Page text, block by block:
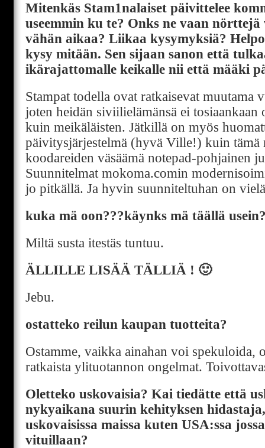
Mitenkäs Stam1nalaiset päivittelee
useemmin ku te? Onks ne vaan
vähän aikaa? Liikaa kysymyksiä?
kysy mitään. Sen sijaan sanon että
ikärajattomalle keikalle nii että määki
Stampat todella ovat ratkaisevat muutama
joten heidän siviilielämänsä ei tosiaankaan
kuin meikäläisten. Jätkillä on myös
päivitysjärjestelmä (hyvä Ville!) kuin tämä
koodareiden väsäämä notepad-pohjainen
Suunnitelmat mokoma.comin
jo pitkällä. Ja hyvin suunniteltuhan on
kuka mä oon???käynks mä täällä
Miltä susta itestäs tuntuu.
ÄLLILLE LISÄÄ TÄLLIÄ ! 🙂
Jebu.
ostatteko reilun kaupan tuotteita?
Ostamme, vaikka ainahan voi spekuloida,
ratkaista ylituotannon ongelmat.
Oletteko uskovaisia? Kai tiedätte että
nykyaikana suurin kehityksen
uskovaisissa maissa kuten USA:ssa
vituillaan?